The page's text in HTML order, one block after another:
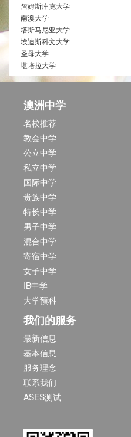
詹姆斯库克大学
南澳大学
塔斯马尼亚大学
埃迪斯科文大学
圣母大学
堪培拉大学
澳洲中学
名校推荐
教会中学
公立中学
私立中学
国际中学
贵族中学
特长中学
男子中学
混合中学
寄宿中学
女子中学
IB中学
大学预科
我们的服务
最新信息
基本信息
服务理念
联系我们
ASES测试